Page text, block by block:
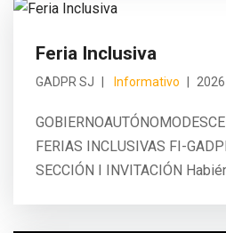
Feria Inclusiva
GADPR SJ Informativo
FERIAS INCLUSIVAS FI-
SECCIÓN I INVITACIÓN